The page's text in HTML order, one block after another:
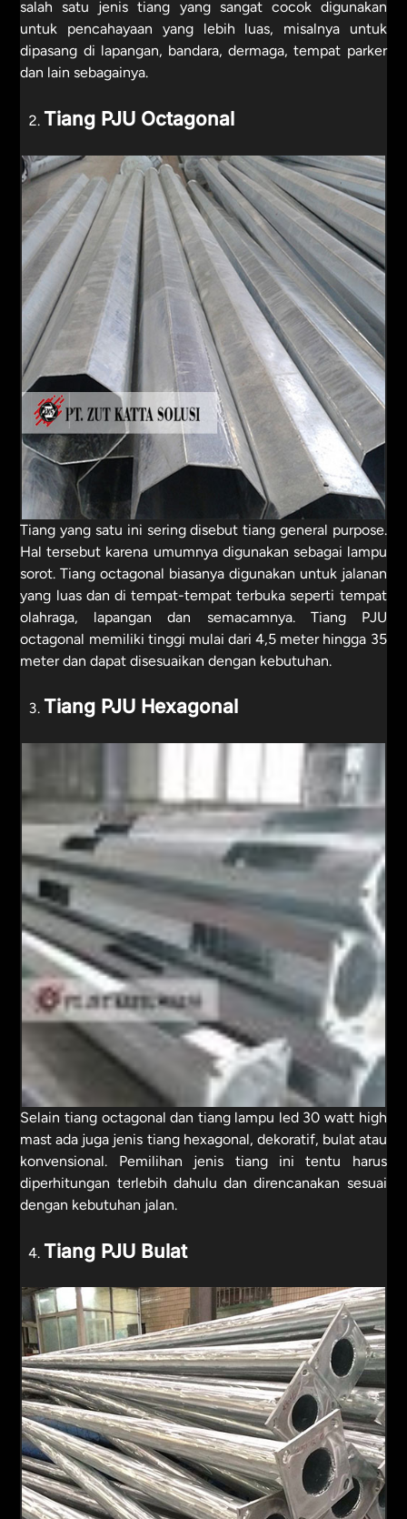
salah satu jenis tiang yang sangat cocok digunakan
untuk pencahayaan yang lebih luas, misalnya untuk
dipasang di lapangan, bandara, dermaga, tempat parker
dan lain sebagainya.
Tiang PJU Octagonal
Tiang yang satu ini sering disebut tiang general purpose.
Hal tersebut karena umumnya digunakan sebagai lampu
sorot. Tiang octagonal biasanya digunakan untuk jalanan
yang luas dan di tempat-tempat terbuka seperti tempat
olahraga, lapangan dan semacamnya. Tiang PJU
octagonal memiliki tinggi mulai dari 4,5 meter hingga 35
meter dan dapat disesuaikan dengan kebutuhan.
Tiang PJU Hexagonal
Selain tiang octagonal dan tiang lampu led 30 watt high
mast ada juga jenis tiang hexagonal, dekoratif, bulat atau
konvensional. Pemilihan jenis tiang ini tentu harus
diperhitungan terlebih dahulu dan direncanakan sesuai
dengan kebutuhan jalan.
Tiang PJU Bulat